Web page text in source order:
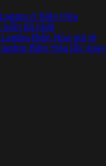
ở Biên Hòa
luôn tốt nhất
Biên Hòa giá rẻ
Biên Hòa lấy ngay